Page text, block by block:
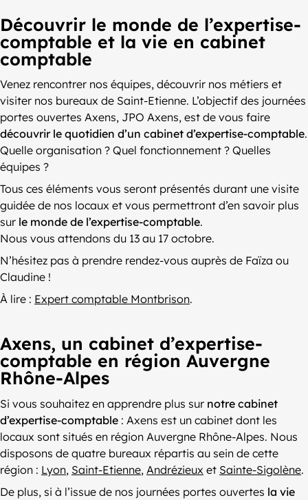
Découvrir le monde de l’expertise-
comptable et la vie en cabinet
comptable
Venez rencontrer nos équipes, découvrir nos métiers et
visiter nos bureaux de Saint-Etienne. L’objectif des journées
portes ouvertes Axens, JPO Axens, est de vous faire
découvrir le quotidien d’un cabinet d’expertise-comptable.
Quelle organisation ? Quel fonctionnement ? Quelles
équipes ?
Tous ces éléments vous seront présentés durant une visite
guidée de nos locaux et vous permettront d’en savoir plus
sur le monde de l’expertise-comptable.
Nous vous attendons du 13 au 17 octobre.
N’hésitez pas à prendre rendez-vous auprès de Faïza ou
Claudine !
À lire : Expert comptable Montbrison.
Axens, un cabinet d’expertise-
comptable en région Auvergne
Rhône-Alpes
Si vous souhaitez en apprendre plus sur notre cabinet
d’expertise-comptable : Axens est un cabinet dont les
locaux sont situés en région Auvergne Rhône-Alpes. Nous
disposons de quatre bureaux répartis au sein de cette
région : Lyon, Saint-Etienne, Andrézieux et Sainte-Sigolène.
De plus, si à l’issue de nos journées portes ouvertes la vie